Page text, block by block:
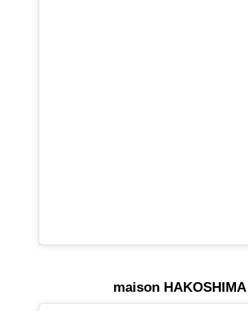
maison HAKOSHIMA